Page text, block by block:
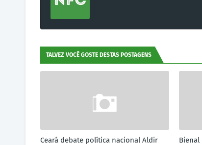
TALVEZ VOCÊ GOSTE DESTAS POSTAGENS
Ceará debate política nacional Aldir
Bienal